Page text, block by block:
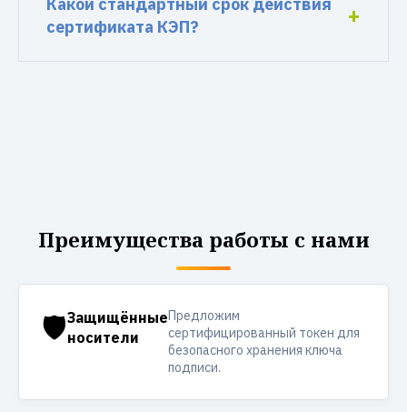
сертификата КЭП?
Преимущества работы с нами
🛡️Защищённые
носители
Предложим
сертифицированный токен для
безопасного хранения ключа
подписи.